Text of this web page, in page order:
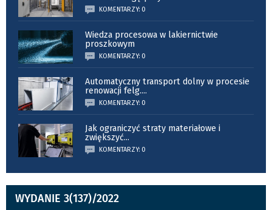
KOMENTARZY: 0
Wiedza procesowa w lakiernictwie
proszkowym
KOMENTARZY: 0
Automatyczny transport dolny w procesie
renowacji felg....
KOMENTARZY: 0
Jak ograniczyć straty materiałowe i
zwiększyć...
KOMENTARZY: 0
WYDANIE 3(137)/2022